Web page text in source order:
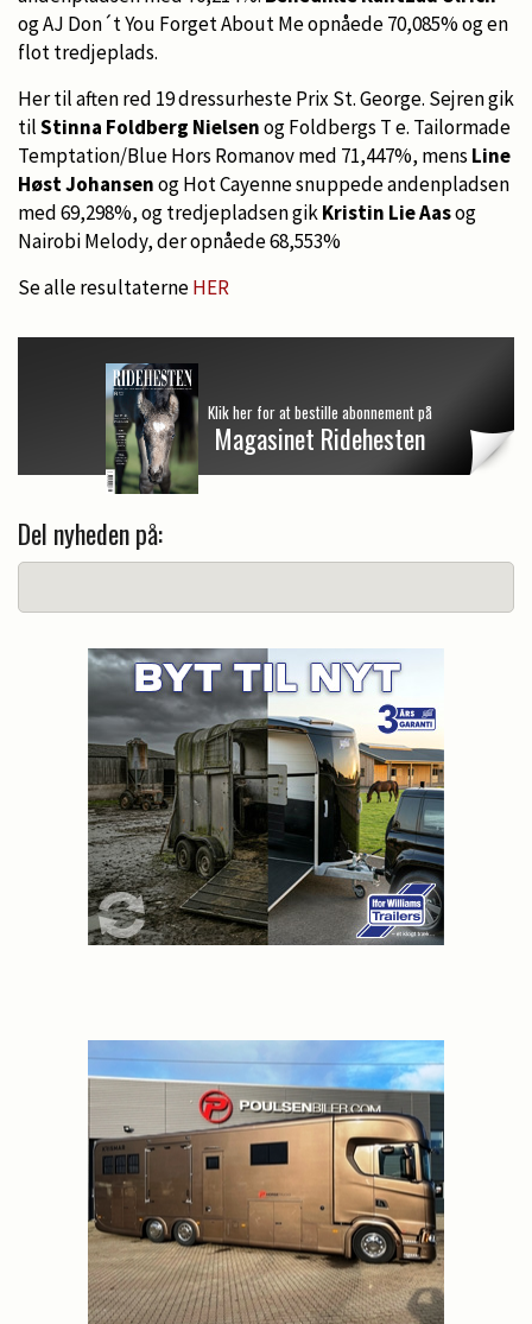
og AJ Don´t You Forget About Me opnåede 70,085% og en
flot tredjeplads.
Her til aften red 19 dressurheste Prix St. George. Sejren gik
tilStinna Foldberg Nielsenog Foldbergs T e. Tailormade
Temptation/Blue Hors Romanov med 71,447%, mens Line
Høst Johansenog Hot Cayenne snuppede andenpladsen
med 69,298%, og tredjepladsen gikKristin Lie Aasog
Nairobi Melody, der opnåede 68,553%
Se alle resultaterneHER
Klik her for at bestille abonnement på
Magasinet Ridehesten
Del nyheden på: